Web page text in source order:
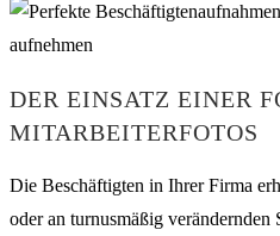
DER EINSATZ EINER
MITARBEITERFOTOS
Die Beschäftigten in Ihrer Firma
oder an turnusmäßig